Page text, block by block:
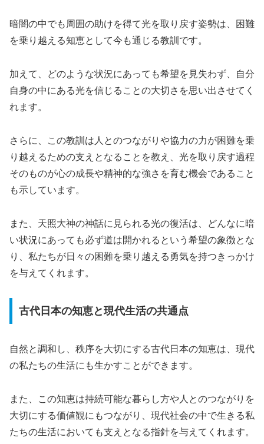
暗闇の中でも周囲の助けを得て光を取り戻す姿勢は、困難
を乗り越える知恵として今も通じる教訓です。
加えて、どのような状況にあっても希望を見失わず、自分
自身の中にある光を信じることの大切さを思い出させてく
れます。
さらに、この教訓は人とのつながりや協力の力が困難を乗
り越えるための支えとなることを教え、光を取り戻す過程
そのものが心の成長や精神的な強さを育む機会であること
も示しています。
また、天照大神の神話に見られる光の復活は、どんなに暗
い状況にあっても必ず道は開かれるという希望の象徴とな
り、私たちが日々の困難を乗り越える勇気を持つきっかけ
を与えてくれます。
古代日本の知恵と現代生活の共通点
自然と調和し、秩序を大切にする古代日本の知恵は、現代
の私たちの生活にも生かすことができます。
また、この知恵は持続可能な暮らし方や人とのつながりを
大切にする価値観にもつながり、現代社会の中で生きる私
たちの生活においても支えとなる指針を与えてくれます。